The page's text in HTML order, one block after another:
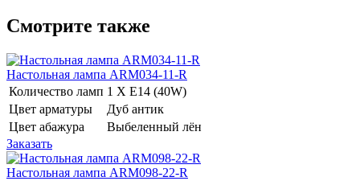
Смотрите также
Настольная лампа ARM034-11-R
Количество ламп 1 Х E14 (40W)
Цвет арматуры
Дуб антик
Цвет абажура
Выбеленный лён
Заказать
Настольная лампа ARM098-22-R